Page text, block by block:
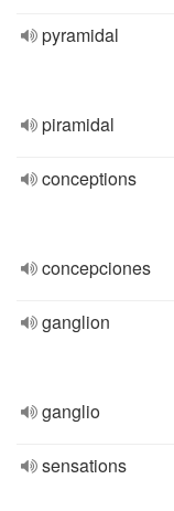
pyramidal
piramidal
conceptions
concepciones
ganglion
ganglio
sensations